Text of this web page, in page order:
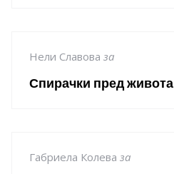
Нели Славова за
Спирачки пред живота
Габриела Колева за